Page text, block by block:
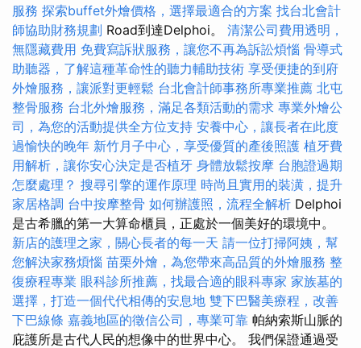
服務 探索buffet外燴價格，選擇最適合的方案 找台北會計
師協助財務規劃 Road到達Delphoi。 清潔公司費用透明，
無隱藏費用 免費寫訴狀服務，讓您不再為訴訟煩惱 骨導式
助聽器，了解這種革命性的聽力輔助技術 享受便捷的到府
外燴服務，讓派對更輕鬆 台北會計師事務所專業推薦 北屯
整骨服務 台北外燴服務，滿足各類活動的需求 專業外燴公
司，為您的活動提供全方位支持 安養中心，讓長者在此度
過愉快的晚年 新竹月子中心，享受優質的產後照護 植牙費
用解析，讓你安心決定是否植牙 身體放鬆按摩 台胞證過期
怎麼處理？ 搜尋引擎的運作原理 時尚且實用的裝潢，提升
家居格調 台中按摩整骨 如何辦護照，流程全解析 Delphoi
是古希臘的第一大算命櫃員，正處於一個美好的環境中。
新店的護理之家，關心長者的每一天 請一位打掃阿姨，幫
您解決家務煩惱 苗栗外燴，為您帶來高品質的外燴服務 整
復療程專業 眼科診所推薦，找最合適的眼科專家 家族墓的
選擇，打造一個代代相傳的安息地 雙下巴醫美療程，改善
下巴線條 嘉義地區的徵信公司，專業可靠 帕納索斯山脈的
庇護所是古代人民的想像中的世界中心。 我們保證通過受